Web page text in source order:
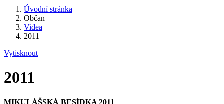
Úvodní stránka
Občan
Videa
2011
Vytisknout
2011
MIKULÁŠSKÁ BESÍDKA 2011